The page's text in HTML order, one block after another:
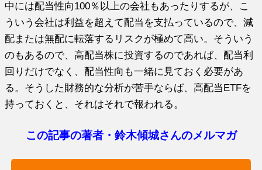
中には配当性向100％以上の会社もあったりするが、こ
ういう会社は利益を超えて配当を支払っているので、減
配または無配に転落するリスクが極めて高い。そういう
のもあるので、高配当株に投資するのであれば、配当利
回りだけでなく、配当性向も一緒に見ておく必要があ
る。そうした財務的な分析が苦手ならば、高配当ETFを
持っておくと、それはそれで報われる。
この記事の著者・鈴木傾城さんのメルマガ